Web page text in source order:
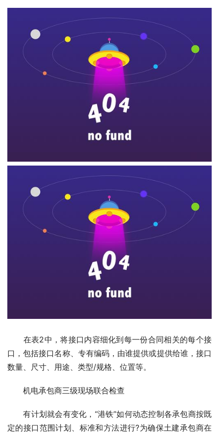
在表2中，将接口内容细化到每一份合同相关的每个接
口，包括接口名称、专有编码，由谁提供或提供给谁，接口
数量、尺寸、用途、类型/规格、位置等。
机电承包商三级现场联合检查
有计划就会有变化，“港铁”如何动态控制各承包商按既
定的接口范围计划、标准和方法进行?为确保土建承包商在